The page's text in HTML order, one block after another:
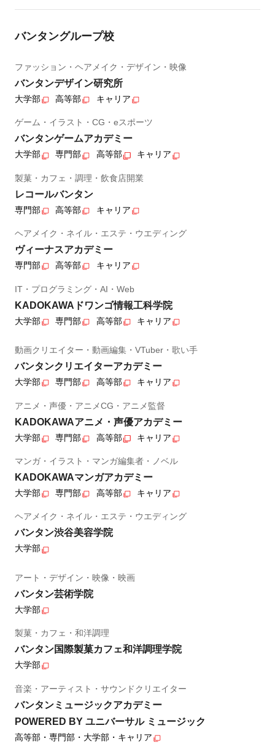
バンタングループ校
ファッション・ヘアメイク・デザイン・映像
バンタンデザイン研究所
大学部 高等部 キャリア
ゲーム・イラスト・CG・eスポーツ
バンタンゲームアカデミー
大学部 専門部 高等部 キャリア
製菓・カフェ・調理・飲食店開業
レコールバンタン
専門部 高等部 キャリア
ヘアメイク・ネイル・エステ・ウエディング
ヴィーナスアカデミー
専門部 高等部 キャリア
IT・プログラミング・AI・Web
KADOKAWAドワンゴ情報工科学院
大学部 専門部 高等部 キャリア
動画クリエイター・動画編集・VTuber・歌い手
バンタンクリエイターアカデミー
大学部 専門部 高等部 キャリア
アニメ・声優・アニメCG・アニメ監督
KADOKAWAアニメ・声優アカデミー
大学部 専門部 高等部 キャリア
マンガ・イラスト・マンガ編集者・ノベル
KADOKAWAマンガアカデミー
大学部 専門部 高等部 キャリア
ヘアメイク・ネイル・エステ・ウエディング
バンタン渋谷美容学院
大学部
アート・デザイン・映像・映画
バンタン芸術学院
大学部
製菓・カフェ・和洋調理
バンタン国際製菓カフェ和洋調理学院
大学部
音楽・アーティスト・サウンドクリエイター
バンタンミュージックアカデミー
POWERED BY ユニバーサル ミュージック
高等部・専門部・大学部・キャリア